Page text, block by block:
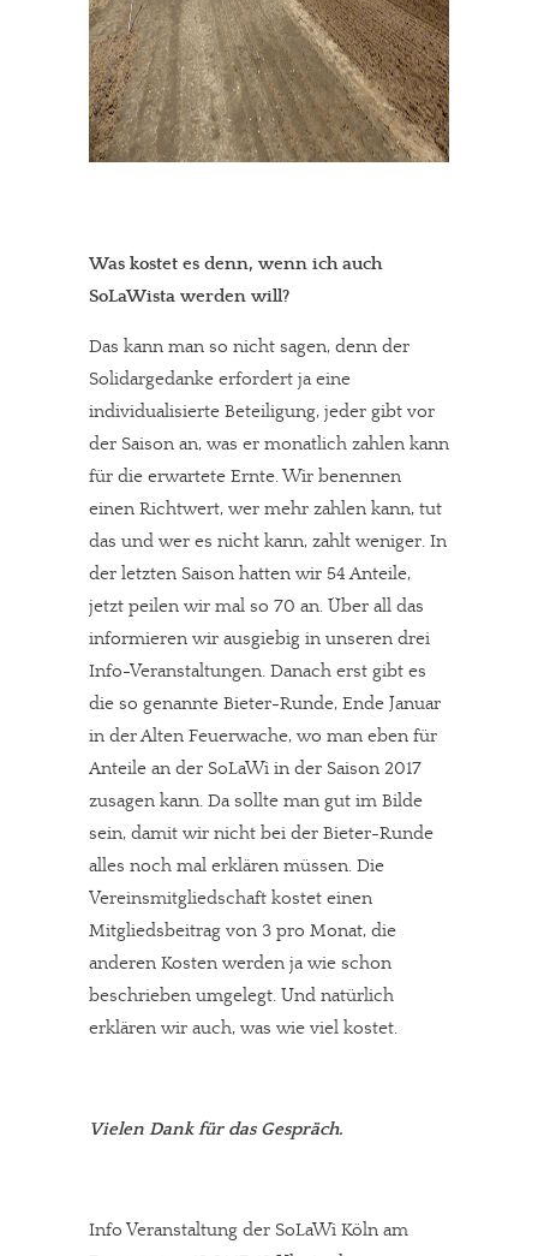
Was kostet es denn, wenn ich auch
SoLaWista werden will?
Das kann man so nicht sagen, denn der
Solidargedanke erfordert ja eine
individualisierte Beteiligung, jeder gibt vor
der Saison an, was er monatlich zahlen kann
für die erwartete Ernte. Wir benennen
einen Richtwert, wer mehr zahlen kann, tut
das und wer es nicht kann, zahlt weniger. In
der letzten Saison hatten wir 54 Anteile,
jetzt peilen wir mal so 70 an. Über all das
informieren wir ausgiebig in unseren drei
Info-Veranstaltungen. Danach erst gibt es
die so genannte Bieter-Runde, Ende Januar
in der Alten Feuerwache, wo man eben für
Anteile an der SoLaWi in der Saison 2017
zusagen kann. Da sollte man gut im Bilde
sein, damit wir nicht bei der Bieter-Runde
alles noch mal erklären müssen. Die
Vereinsmitgliedschaft kostet einen
Mitgliedsbeitrag von 3 pro Monat, die
anderen Kosten werden ja wie schon
beschrieben umgelegt. Und natürlich
erklären wir auch, was wie viel kostet.
Vielen Dank für das Gespräch.
Info Veranstaltung der SoLaWi Köln am